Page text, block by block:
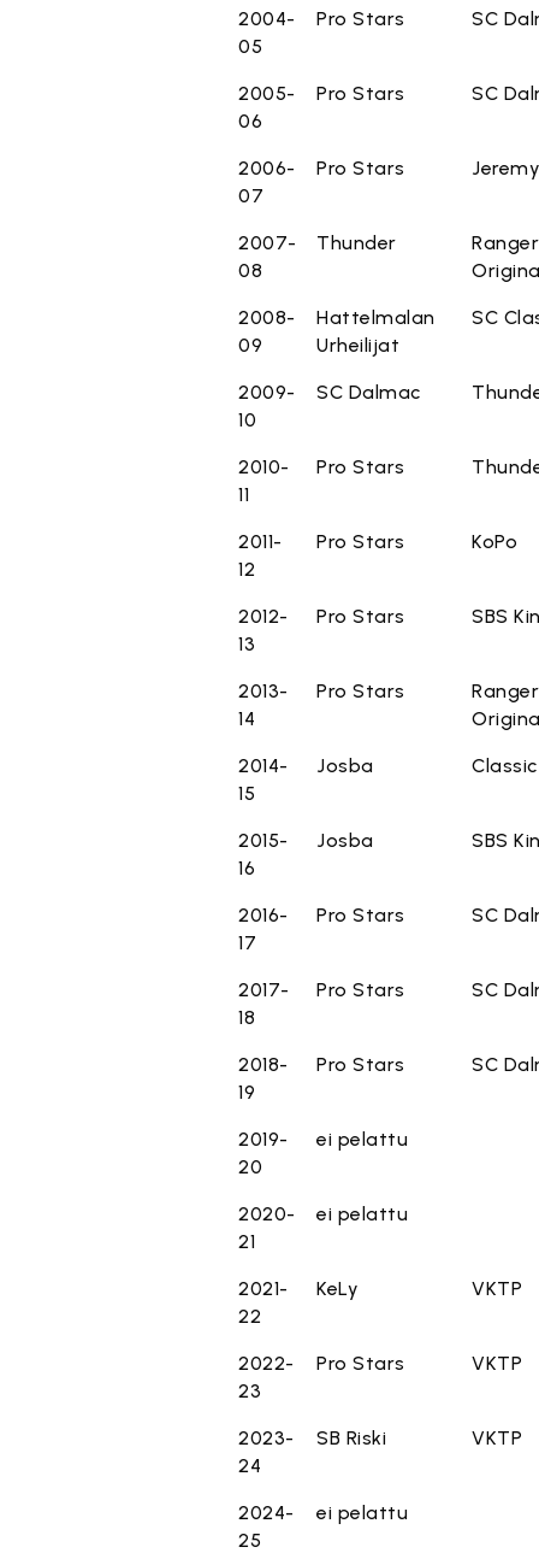
2004-
05
Pro Stars SC
2005-
06
Pro Stars SC
2006-
07
Pro Stars
2007-
08
Thunder
2008-
09
Hattelmalan
Urheilijat
SC
2009-
10
SC Dalmac
2010-
11
Pro Stars
2011-
12
Pro Stars KoPo
2012-
13
Pro Stars SBS
2013-
14
Pro Stars
2014-
15
Josba Classic
2015-
16
Josba SBS
2016-
17
Pro Stars SC
2017-
18
Pro Stars SC
2018-
19
Pro Stars SC
2019-
20
ei pelattu
2020-
21
ei pelattu
2021-
22
KeLy VKTP
2022-
23
Pro Stars VKTP
2023-
24
SB Riski VKTP
2024-
25
ei pelattu